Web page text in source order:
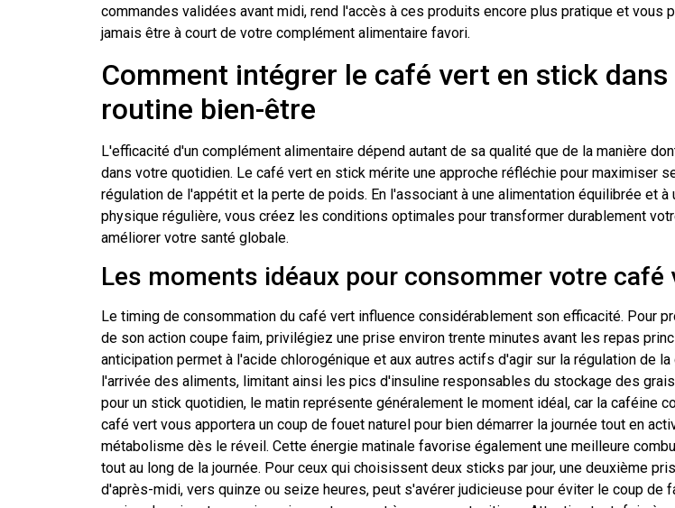
commandes validées avant midi, rend l'accès à ces produits encore plus pratique et vous
jamais être à court de votre complément alimentaire favori.
Comment intégrer le café vert en stick
routine bien-être
L'efficacité d'un complément alimentaire dépend autant de sa qualité que de la manière
dans votre quotidien. Le café vert en stick mérite une approche réfléchie pour maximiser
régulation de l'appétit et la perte de poids. En l'associant à une alimentation équilibrée et à
physique régulière, vous créez les conditions optimales pour transformer durablement
améliorer votre santé globale.
Les moments idéaux pour consommer votre café
Le timing de consommation du café vert influence considérablement son efficacité. Pour
de son action coupe faim, privilégiez une prise environ trente minutes avant les repas
anticipation permet à l'acide chlorogénique et aux autres actifs d'agir sur la régulation de
l'arrivée des aliments, limitant ainsi les pics d'insuline responsables du stockage des
pour un stick quotidien, le matin représente généralement le moment idéal, car la caféine
café vert vous apportera un coup de fouet naturel pour bien démarrer la journée tout en
métabolisme dès le réveil. Cette énergie matinale favorise également une meilleure
tout au long de la journée. Pour ceux qui choisissent deux sticks par jour, une deuxième
d'après-midi, vers quinze ou seize heures, peut s'avérer judicieuse pour éviter le coup de